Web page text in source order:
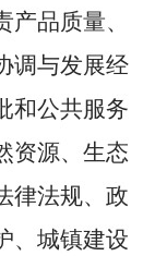
品质量、
调与发展经
和公共服务
资源、生态
律法规、政
、城镇建设